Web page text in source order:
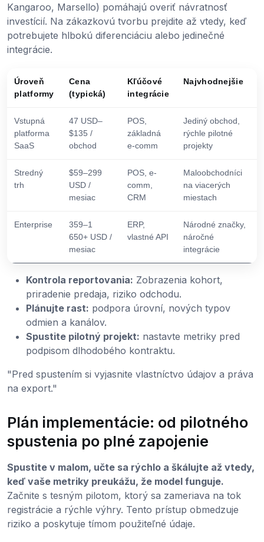
Kangaroo, Marsello) pomáhajú overiť návratnosť
investícií. Na zákazkovú tvorbu prejdite až vtedy, keď
potrebujete hlbokú diferenciáciu alebo jedinečné
integrácie.
Úroveň
platformy
Cena
(typická)
Kľúčové
integrácie
Najvhodnejšie
Vstupná
platforma
SaaS
47 USD–
$135 /
obchod
POS,
základná
e-comm
Jediný obchod,
rýchle pilotné
projekty
Stredný
trh
$59–299
USD /
mesiac
POS, e-
comm,
CRM
Maloobchodníci
na viacerých
miestach
Enterprise
359–1
650+ USD /
mesiac
ERP,
vlastné API
Národné značky,
náročné
integrácie
Kontrola reportovania: Zobrazenia kohort,
priradenie predaja, riziko odchodu.
Plánujte rast: podpora úrovní, nových typov
odmien a kanálov.
Spustite pilotný projekt: nastavte metriky pred
podpisom dlhodobého kontraktu.
"Pred spustením si vyjasnite vlastníctvo údajov a práva
na export."
Plán implementácie: od pilotného
spustenia po plné zapojenie
Spustite v malom, učte sa rýchlo a škálujte až vtedy,
keď vaše metriky preukážu, že model funguje.
Začnite s tesným pilotom, ktorý sa zameriava na tok
registrácie a rýchle výhry. Tento prístup obmedzuje
riziko a poskytuje tímom použiteľné údaje.